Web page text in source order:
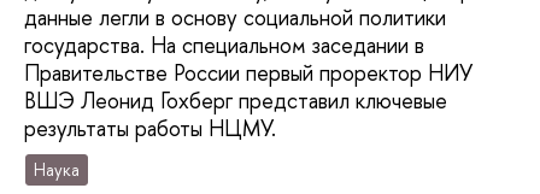
данные легли в основу социальной политики
государства. На специальном заседании в
Правительстве России первый проректор НИУ
ВШЭ Леонид Гохберг представил ключевые
результаты работы НЦМУ.
Наука